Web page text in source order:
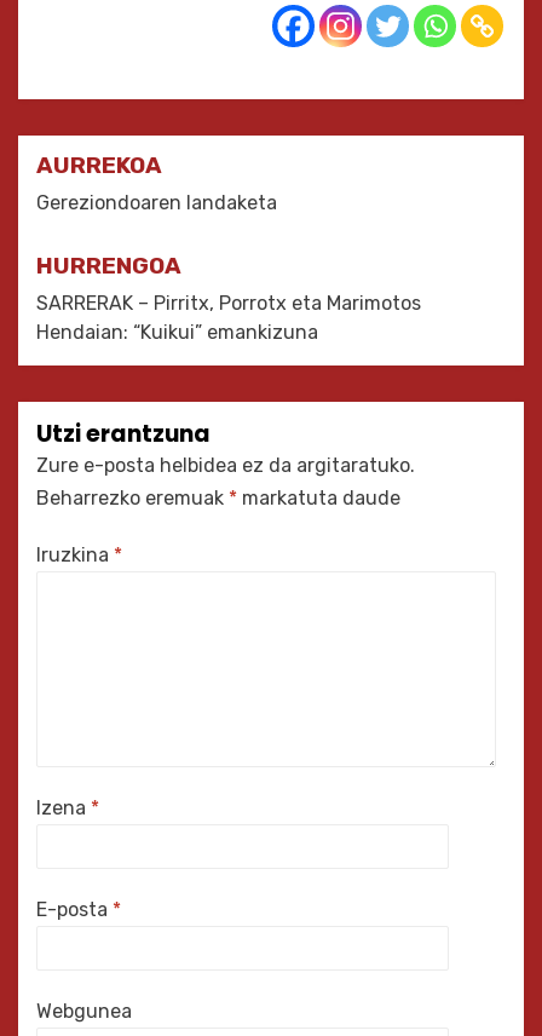
Bidalketetan
zehar
nabigatu
AURREKOA
Gereziondoaren landaketa
HURRENGOA
SARRERAK – Pirritx, Porrotx eta Marimotos
Hendaian: “Kuikui” emankizuna
Utzi erantzuna
Zure e-posta helbidea ez da argitaratuko.
Beharrezko eremuak * markatuta daude
Iruzkina *
Izena *
E-posta *
Webgunea